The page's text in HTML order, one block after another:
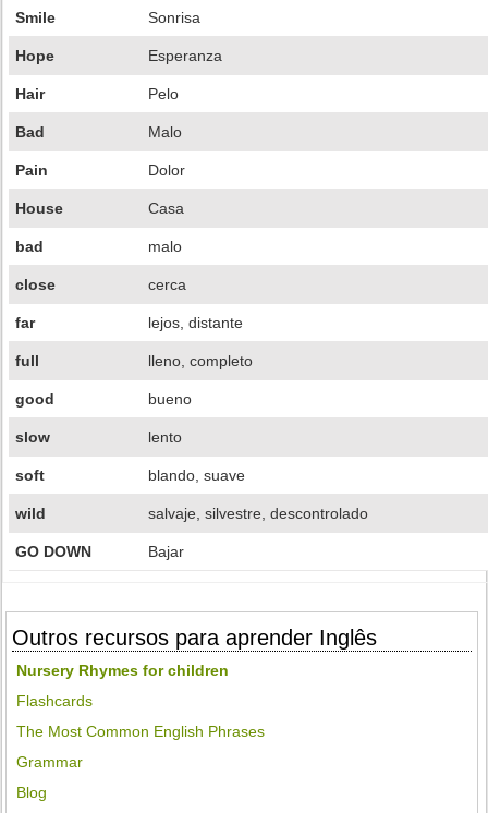
Smile Sonrisa
Hope Esperanza
Hair Pelo
Bad Malo
Pain Dolor
House Casa
bad malo
close cerca
far lejos, distante
full lleno, completo
good bueno
slow lento
soft blando, suave
wild salvaje, silvestre, descontrolado
GO DOWN Bajar
Outros recursos para aprender Inglês
Nursery Rhymes for children
Flashcards
The Most Common English Phrases
Grammar
Blog